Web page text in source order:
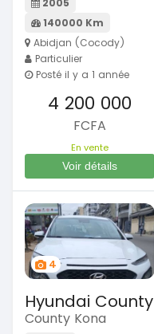
140000 Km
Abidjan (Cocody)
Particulier
Posté il y a 1 année
4 200 000
FCFA
En vente
Voir détails
4
Hyundai County
County Kona